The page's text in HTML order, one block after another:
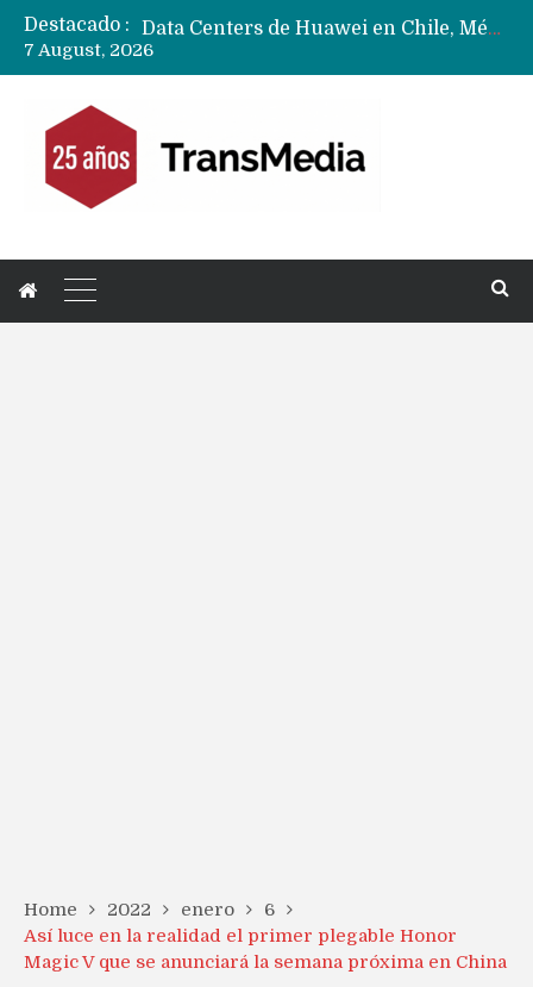
Destacado :
7 August, 2026
Home 2022 enero
6
Así luce en la realidad el primer plegable Honor
Magic V que se anunciará la semana próxima en China